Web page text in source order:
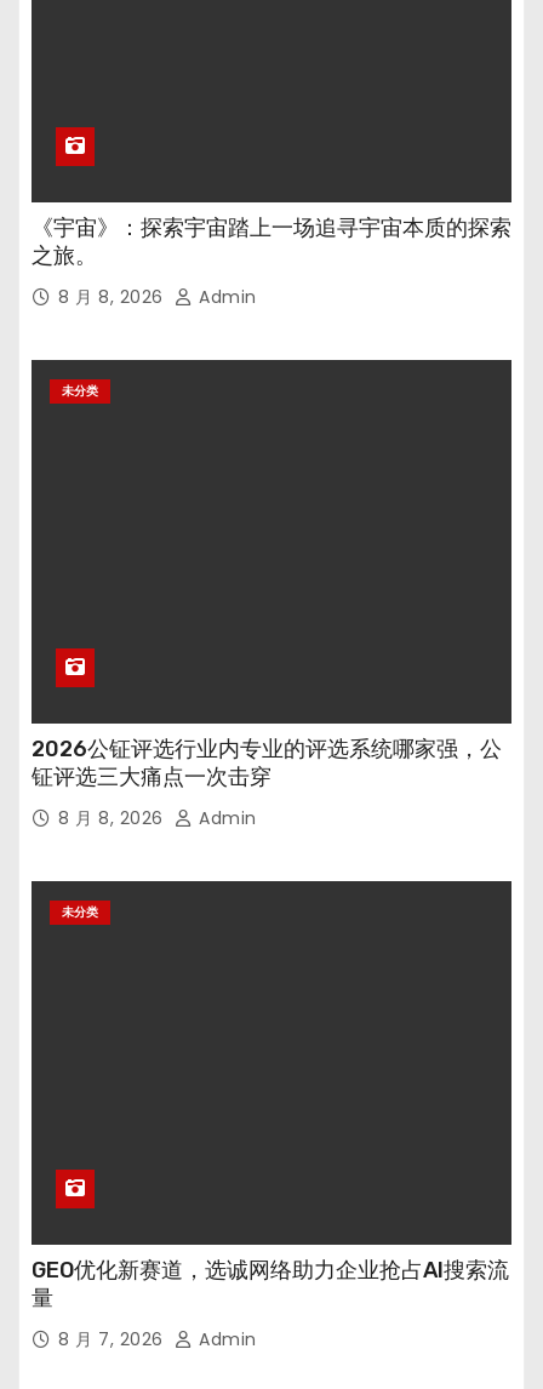
《宇宙》：探索宇宙踏上一场追寻宇宙本质的探索
之旅。
8 月 8, 2026 Admin
未分类
2026公钲评选行业内专业的评选系统哪家强，公
钲评选三大痛点一次击穿
8 月 8, 2026 Admin
未分类
GEO优化新赛道，选诚网络助力企业抢占AI搜索流
量
8 月 7, 2026 Admin